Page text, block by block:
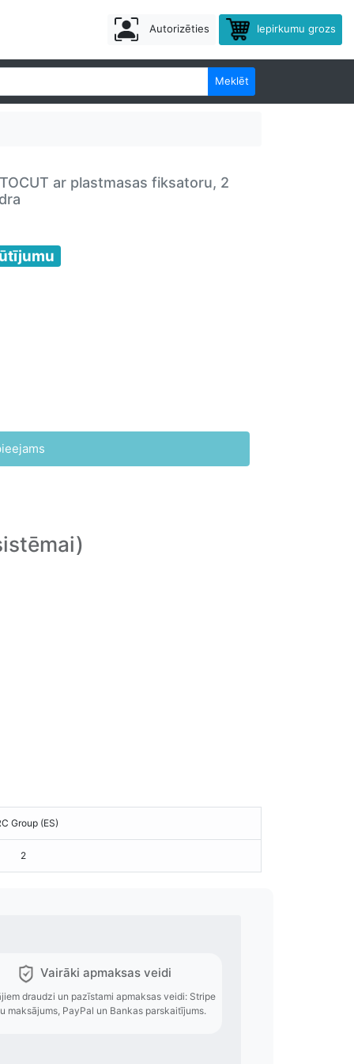
Autorizēties Iepirkumu grozs
Meklēt
ar plastmasas fiksatoru, 2
Group (ES)
2